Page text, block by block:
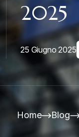
2025
25 Giugno 2025
Home Blog